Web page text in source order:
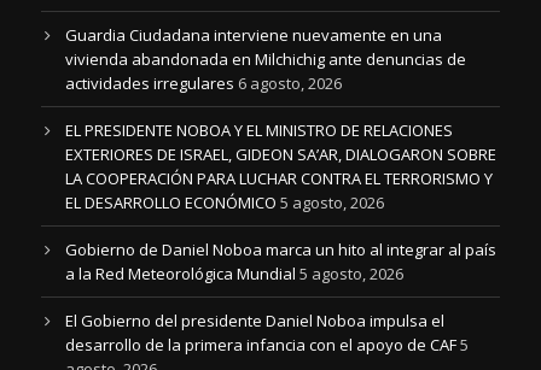
Guardia Ciudadana interviene nuevamente en una
vivienda abandonada en Milchichig ante denuncias de
actividades irregulares 6 agosto, 2026
EL PRESIDENTE NOBOA Y EL MINISTRO DE RELACIONES
EXTERIORES DE ISRAEL, GIDEON SA’AR, DIALOGARON SOBRE
LA COOPERACIÓN PARA LUCHAR CONTRA EL TERRORISMO Y
EL DESARROLLO ECONÓMICO 5 agosto, 2026
Gobierno de Daniel Noboa marca un hito al integrar al país
a la Red Meteorológica Mundial 5 agosto, 2026
El Gobierno del presidente Daniel Noboa impulsa el
desarrollo de la primera infancia con el apoyo de CAF5